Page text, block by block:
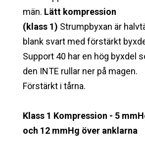
män. Lätt kompression
(klass 1) Strumpbyxan är
blank svart med förstärkt
Support 40 har en hög byxdel
den INTE rullar ner på magen.
Förstärkt i tårna.
Klass 1 Kompression - 5
och 12 mmHg över anklarna